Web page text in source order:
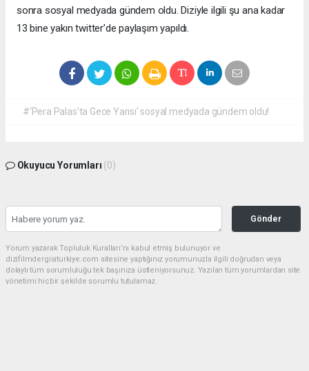
sonra sosyal medyada gündem oldu. Diziyle ilgili şu ana kadar
13 bine yakın twitter’de paylaşım yapıldı.
#‘Pera Palas’ta Gece Yarısı’ sosyal medyada gündem oldu!
Okuyucu Yorumları (0)
Gönder
Yorum yazarak Topluluk Kuralları’nı kabul etmiş bulunuyor ve
dizifilmdergisiturkiye.com sitesine yaptığınız yorumunuzla ilgili doğrudan veya
dolaylı tüm sorumluluğu tek başınıza üstleniyorsunuz. Yazılan tüm yorumlardan site
yönetimi hiçbir şekilde sorumlu tutulamaz.